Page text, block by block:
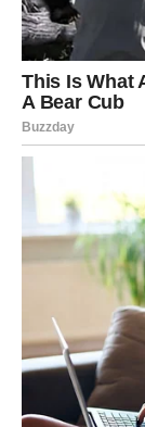
Zdravlje
Jul vam donosi
snažnije,
ciljeve. Psihički